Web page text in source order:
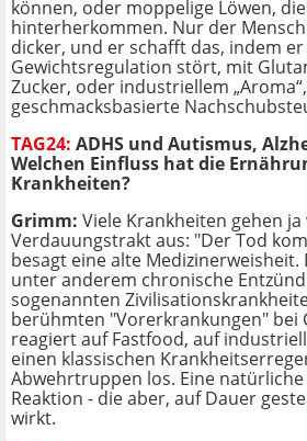
können, oder moppelige Löwen,
hinterherkommen. Nur der
dicker, und er schafft das, indem
Gewichtsregulation stört, mit
Zucker, oder industriellem
geschmacksbasierte
TAG24: ADHS und Autismus,
Welchen Einfluss hat die
Krankheiten?
Grimm: Viele Krankheiten gehen ja
Verdauungstrakt aus: "Der Tod
besagt eine alte
unter anderem chronische
sogenannten
berühmten "Vorerkrankungen" bei
reagiert auf Fastfood, auf
einen klassischen
Abwehrtruppen los. Eine
Reaktion - die aber, auf Dauer
wirkt.